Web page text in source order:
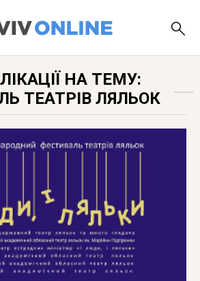
НА ТЕМУ:
ТЕАТРІВ ЛЯЛЬОК